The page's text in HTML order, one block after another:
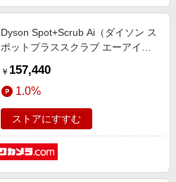
Dyson Spot+Scrub Ai（ダイソン ス
ポットプラススクラブ エーアイ）
タイプ（水拭き・乾拭き）]
￥ 157,440
1.0%
ストアにすすむ